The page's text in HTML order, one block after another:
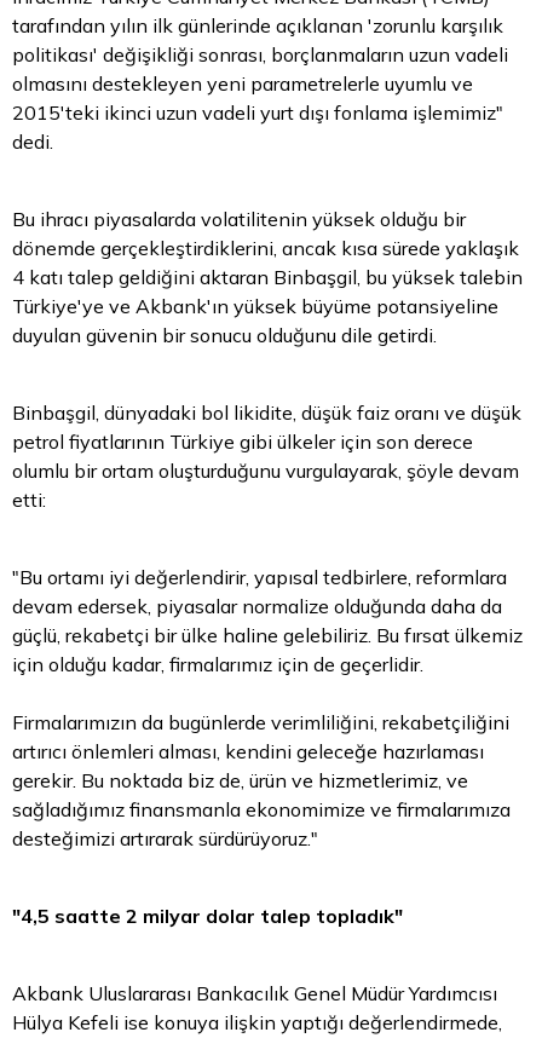
tarafından yılın ilk günlerinde açıklanan 'zorunlu karşılık
politikası' değişikliği sonrası, borçlanmaların uzun vadeli
olmasını destekleyen yeni parametrelerle uyumlu ve
2015'teki ikinci uzun vadeli yurt dışı fonlama işlemimiz"
dedi.
Bu ihracı piyasalarda volatilitenin yüksek olduğu bir
dönemde gerçekleştirdiklerini, ancak kısa sürede yaklaşık
4 katı talep geldiğini aktaran Binbaşgil, bu yüksek talebin
Türkiye'ye ve Akbank'ın yüksek büyüme potansiyeline
duyulan güvenin bir sonucu olduğunu dile getirdi.
Binbaşgil, dünyadaki bol likidite, düşük faiz oranı ve düşük
petrol fiyatlarının Türkiye gibi ülkeler için son derece
olumlu bir ortam oluşturduğunu vurgulayarak, şöyle devam
etti:
"Bu ortamı iyi değerlendirir, yapısal tedbirlere, reformlara
devam edersek, piyasalar normalize olduğunda daha da
güçlü, rekabetçi bir ülke haline gelebiliriz. Bu fırsat ülkemiz
için olduğu kadar, firmalarımız için de geçerlidir.
Firmalarımızın da bugünlerde verimliliğini, rekabetçiliğini
artırıcı önlemleri alması, kendini geleceğe hazırlaması
gerekir. Bu noktada biz de, ürün ve hizmetlerimiz, ve
sağladığımız finansmanla ekonomimize ve firmalarımıza
desteğimizi artırarak sürdürüyoruz."
"4,5 saatte 2 milyar dolar talep topladık"
Akbank Uluslararası Bankacılık Genel Müdür Yardımcısı
Hülya Kefeli ise konuya ilişkin yaptığı değerlendirmede,